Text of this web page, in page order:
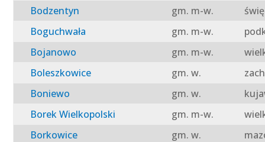
Bodzentyn
gm. m-w.
Boguchwała
gm. m-w.
Bojanowo
gm. m-w.
Boleszkowice
gm. w.
Boniewo
gm. w.
Borek Wielkopolski
gm. m-w.
Borkowice
gm. w.